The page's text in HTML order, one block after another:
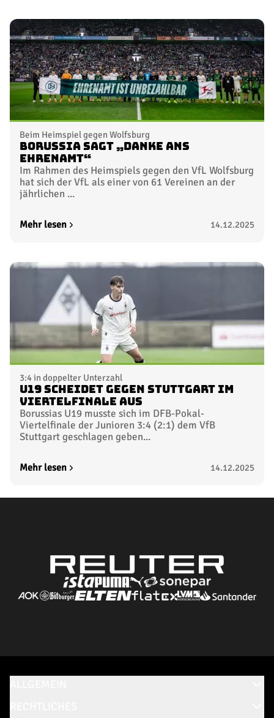
Beim Heimspiel gegen Wolfsburg
Borussia sagt „Danke ans
Ehrenamt“
Im Rahmen des Heimspiels gegen den VfL Wolfsburg
hat sich der VfL als einer von 61 Vereinen an der
jährlichen ...
Mehr lesen 14.12.2025
3:4 in doppelter Unterzahl
U19 scheidet gegen Stuttgart im
Viertelfinale aus
Borussias U19 musste sich im DFB-Pokal-
Viertelfinale der Junioren 3:4 (2:1) dem VfB
Stuttgart geschlagen geben...
Mehr lesen 14.12.2025